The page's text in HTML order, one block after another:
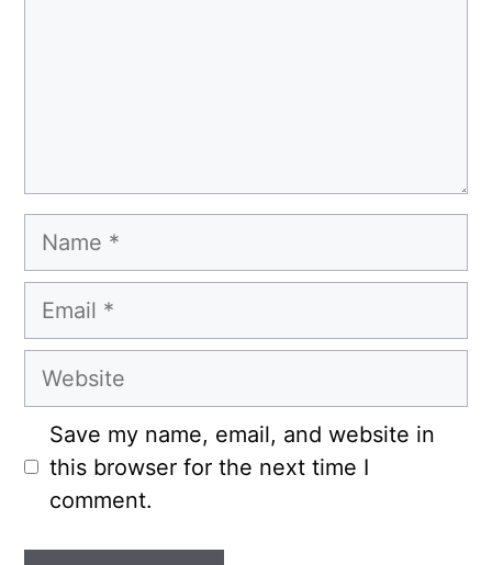
Name
Email
Website
Save my name, email, and website in
this browser for the next time I
comment.